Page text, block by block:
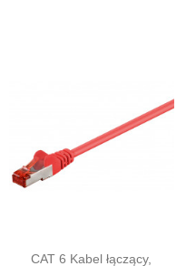
CAT 6 Kabel łączący,